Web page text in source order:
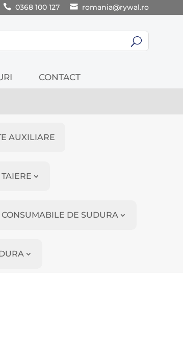
0368 100 127 romania@rywal.ro
U
CONTACT
AUXILIARE
DE SUDURA